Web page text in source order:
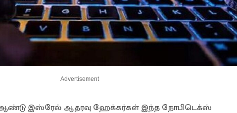
Advertisement
ஆண்டு இஸ்ரேல் ஆதரவு ஹேக்கர்கள் இந்த நோபிடெக்ஸ்